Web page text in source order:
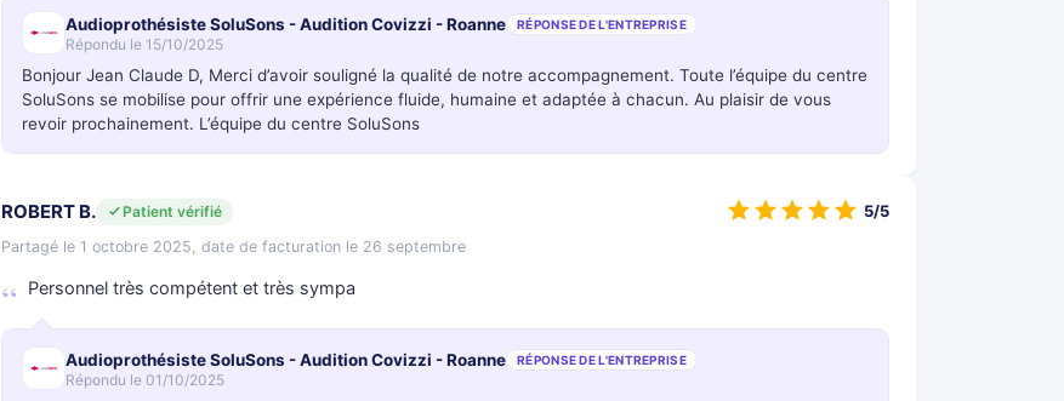
Audioprothésiste SoluSons - Audition Covizzi - Roanne RÉPONSE DE L'ENTREPRISE
Répondu le 15/10/2025
Bonjour Jean Claude D, Merci d’avoir souligné la qualité de notre accompagnement. Toute l’équipe du centre
SoluSons se mobilise pour offrir une expérience fluide, humaine et adaptée à chacun. Au plaisir de vous
revoir prochainement. L’équipe du centre SoluSons
ROBERT B.
Patient vérifié
Partagé le 1 octobre 2025, date de facturation le 26 septembre
Personnel très compétent et très sympa
5/5
Audioprothésiste SoluSons - Audition Covizzi - Roanne RÉPONSE DE L'ENTREPRISE
Répondu le 01/10/2025